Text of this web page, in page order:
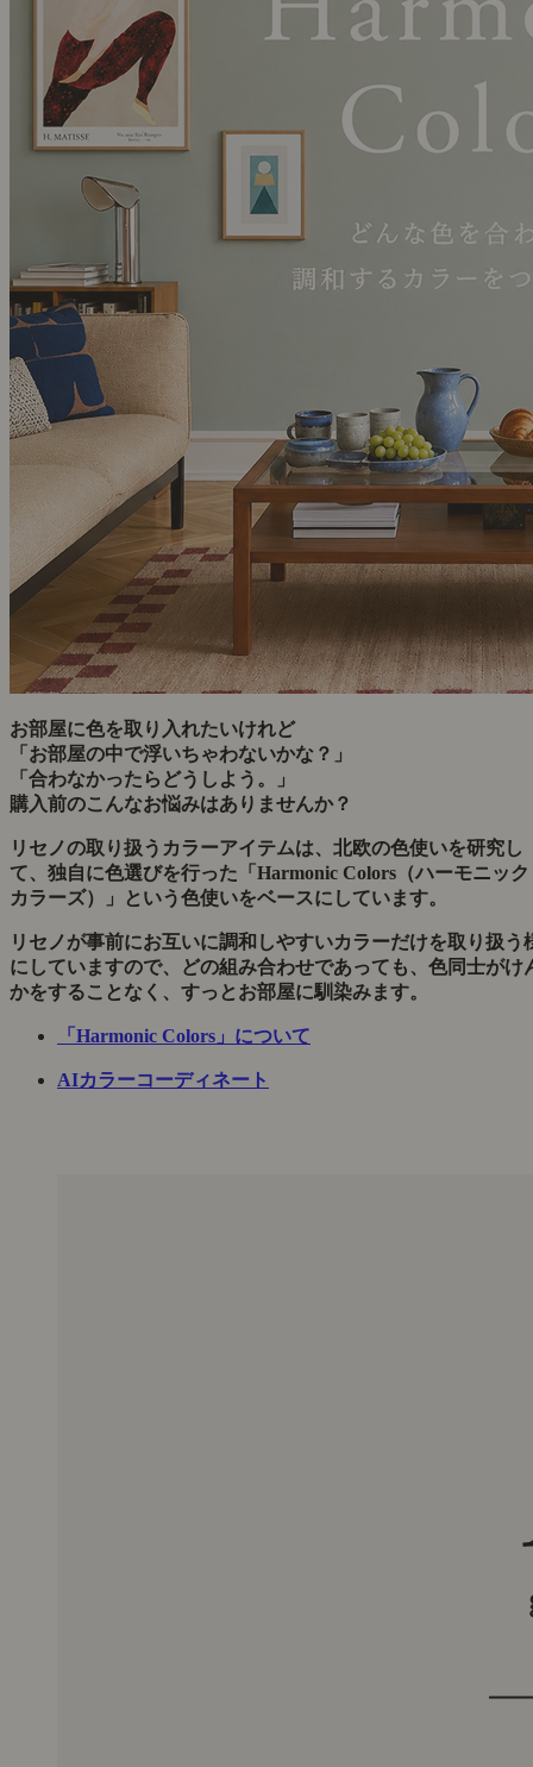
お部屋に色を取り入れたいけれど
「お部屋の中で浮いちゃわないかな？」
「合わなかったらどうしよう。」
購入前のこんなお悩みはありませんか？
リセノの取り扱うカラーアイテムは、北欧の色使いを研究し
て、独自に色選びを行った「Harmonic Colors（ハーモニック
カラーズ）」という色使いをベースにしています。
リセノが事前にお互いに調和しやすいカラーだけを取り扱う
にしていますので、どの組み合わせであっても、色同士がけ
かをすることなく、すっとお部屋に馴染みます。
「Harmonic Colors」について
AIカラーコーディネート